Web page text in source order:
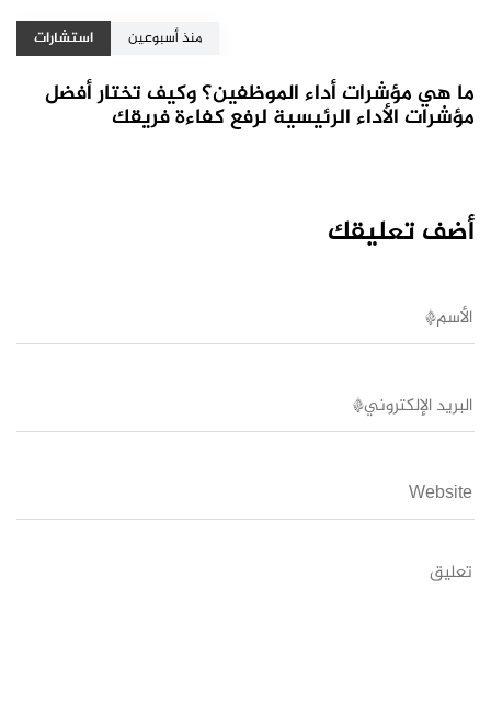
منذ أسبوعين استشارات
ما هي مؤشرات أداء الموظفين؟ وكيف تختار أفضل
مؤشرات الأداء الرئيسية لرفع كفاءة فريقك
أضف تعليقك